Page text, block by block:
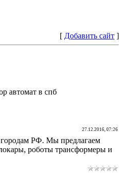
[ Добавить сайт ]
автомат в спб
27.12.2016, 07:26
городам РФ. Мы предлагаем
роботы трансформеры и